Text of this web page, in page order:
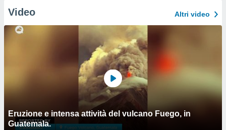
Video Altri video
Eruzione e intensa attività del vulcano Fuego, in
Guatemala.